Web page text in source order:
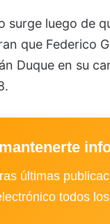
surge luego de
que Federico
Duque en su
últimas
todos